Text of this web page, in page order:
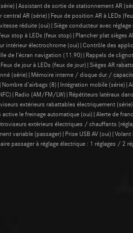
de sortie de stationnement AR
AR (série)|Feux de position AR à LEDs
réduite (oui)|Siège conducteur avec
stop à LEDs (feux stop)|Plancher plat
intérieur électrochrome (oui)|Contrôle des
de l'écran navigation (11.90)|Rappels de
de jour à LEDs (feux de jour)|Sièges AR
(série)|Mémoire interne / disque dur /
d'airbags (8)|Intégration mobile
(AM/FM/LW)|Répétiteurs latéraux
extérieurs rabattables électriquement
le freinage automatique (oui)|Alerte de
extérieurs électriques / chauffants
variable (passager)|Prise USB AV
passager à réglage électrique : 1 réglages / 2